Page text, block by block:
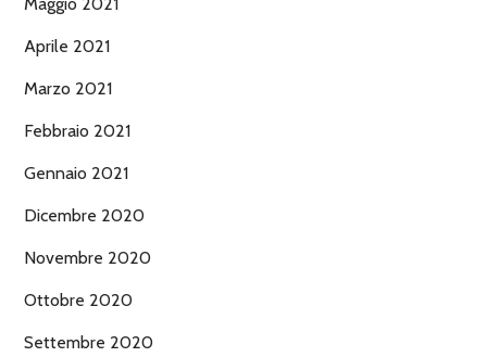
Aprile 2021
Marzo 2021
Febbraio 2021
Gennaio 2021
Dicembre 2020
Novembre 2020
Ottobre 2020
Settembre 2020